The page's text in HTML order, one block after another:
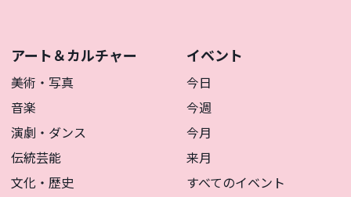
アート＆カルチャー
美術・写真
音楽
演劇・ダンス
伝統芸能
文化・歴史
イベント
今日
今週
今月
来月
すべてのイベント